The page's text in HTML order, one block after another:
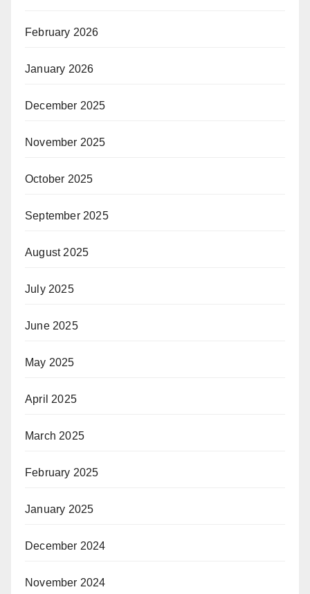
February 2026
January 2026
December 2025
November 2025
October 2025
September 2025
August 2025
July 2025
June 2025
May 2025
April 2025
March 2025
February 2025
January 2025
December 2024
November 2024